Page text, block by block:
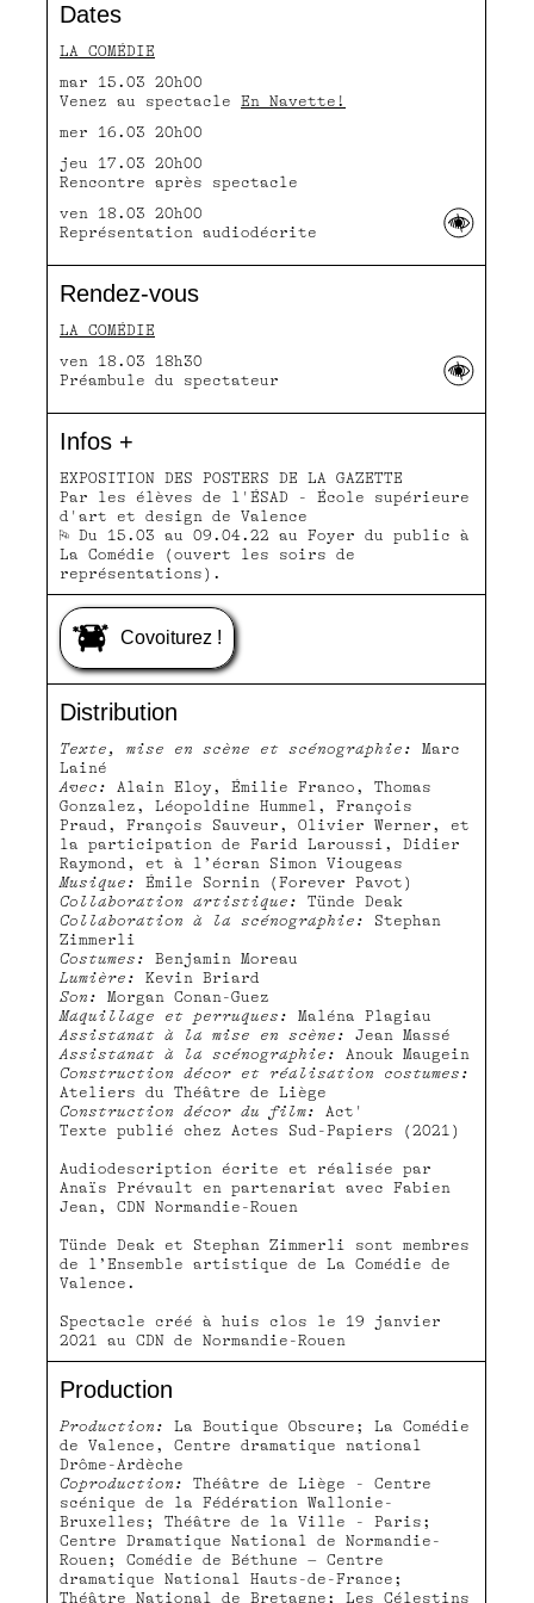
Distribution
Texte, mise en scène et scénographie:
Marc
Lainé
Avec:
Alain Eloy, Émilie Franco, Thomas
Gonzalez, Léopoldine Hummel, François
Praud, François Sauveur, Olivier Werner, et
la participation de Farid Laroussi, Didier
Raymond, et à l’écran Simon Viougeas
Musique:
Émile Sornin (Forever Pavot)
Collaboration artistique:
Tünde Deak
Collaboration à la scénographie:
Stephan
Zimmerli
Costumes:
Benjamin Moreau
Lumière:
Kevin Briard
Son:
Morgan Conan-Guez
Maquillage et perruques:
Maléna Plagiau
Assistanat à la mise en scène:
Jean Massé
Assistanat à la scénographie: Anouk Maugein
Construction décor et réalisation costumes:
Ateliers du Théâtre de Liège
Construction décor du film:
Act'
Texte publié chez Actes Sud-Papiers (2021)
Audiodescription écrite et réalisée par
Anaïs Prévault en partenariat avec Fabien
Jean, CDN Normandie-Rouen
Tünde Deak et Stephan Zimmerli sont membres
de l’Ensemble artistique de La Comédie de
Valence.
Spectacle créé à huis clos le 19 janvier
2021 au CDN de Normandie-Rouen
Production
Production:
La Boutique Obscure; La Comédie
de Valence, Centre dramatique national
Drôme-Ardèche
Coproduction:
Théâtre de Liège - Centre
scénique de la Fédération Wallonie-
Bruxelles; Théâtre de la Ville - Paris;
Centre Dramatique National de Normandie-
Rouen; Comédie de Béthune – Centre
dramatique National Hauts-de-France;
Théâtre National de Bretagne; Les Célestins
Dates
LA COMÉDIE
mar 15.03 20h00
Venez au spectacle En Navette!
mer 16.03 20h00
jeu 17.03 20h00
Rencontre après spectacle
ven 18.03 20h00
Représentation audiodécrite
Rendez-vous
LA COMÉDIE
ven 18.03 18h30
Préambule du spectateur
Infos +
EXPOSITION DES POSTERS DE LA GAZETTE
Par les élèves de l'ÉSAD - École supérieure
d'art et design de Valence
⚐ Du 15.03 au 09.04.22 au Foyer du public à
La Comédie (ouvert les soirs de
représentations).
Covoiturez !